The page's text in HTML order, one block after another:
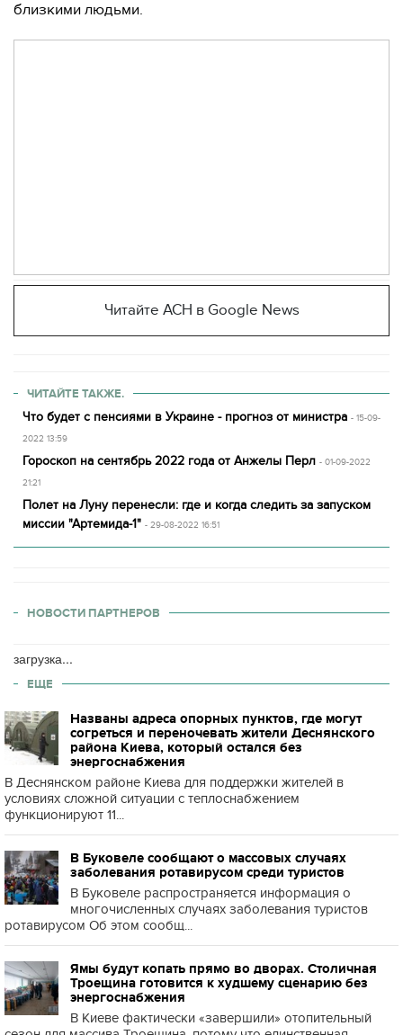
близкими людьми.
Читайте АСН в Google News
ЧИТАЙТЕ ТАКЖЕ.
Что будет с пенсиями в Украине - прогноз от министра - 15-09-
2022 13:59
Гороскоп на сентябрь 2022 года от Анжелы Перл - 01-09-2022
21:21
Полет на Луну перенесли: где и когда следить за запуском
миссии "Артемида-1" - 29-08-2022 16:51
НОВОСТИ ПАРТНЕРОВ
загрузка...
ЕЩЕ
Названы адреса опорных пунктов, где могут
согреться и переночевать жители Деснянского
района Киева, который остался без
энергоснабжения
В Деснянском районе Киева для поддержки жителей в
условиях сложной ситуации с теплоснабжением
функционируют 11...
В Буковеле сообщают о массовых случаях
заболевания ротавирусом среди туристов
В Буковеле распространяется информация о
многочисленных случаях заболевания туристов
ротавирусом Об этом сообщ...
Ямы будут копать прямо во дворах. Столичная
Троещина готовится к худшему сценарию без
энергоснабжения
В Киеве фактически «завершили» отопительный